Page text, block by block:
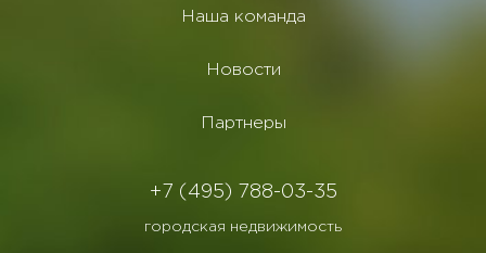
Наша команда
Новости
Партнеры
+7 (495) 788-03-35
городская недвижимость